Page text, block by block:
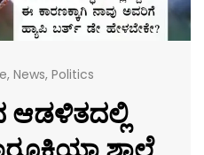
, News, Politics
ಆಡಳಿತದಲ್ಲಿ